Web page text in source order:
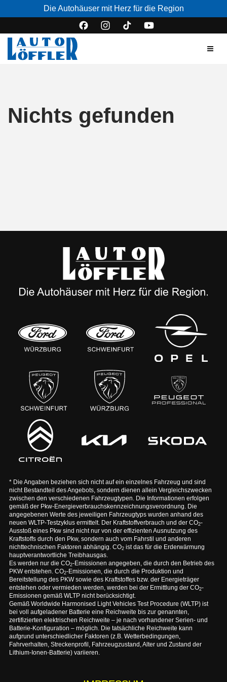
Die Autohäuser mit Herz für die Region
Nichts gefunden
* Die Angaben beziehen sich nicht auf ein einzelnes Fahrzeug und sind
nicht Bestandteil des Angebots, sondern dienen allein Vergleichszwecken
zwischen den verschiedenen Fahrzeugtypen. Die Informationen erfolgen
gemäß der Pkw-Energieverbrauchskennzeichnungsverordnung. Die
angegebenen Werte des jeweiligen Fahrzeugtyps wurden anhand des
neuen WLTP-Testzyklus ermittelt. Der Kraftstoffverbrauch und der CO2-
Ausstoß eines Pkw sind nicht nur von der effizienten Ausnutzung des
Kraftstoffs durch den Pkw, sondern auch vom Fahrstil und anderen
nichttechnischen Faktoren abhängig. CO2ist das für die Erderwärmung
hauptverantwortliche Treibhausgas.
Es werden nur die CO2-Emissionen angegeben, die durch den Betrieb des
PKW entstehen. CO2-Emissionen, die durch die Produktion und
Bereitstellung des PKW sowie des Kraftstoffes bzw. der Energieträger
entstehen oder vermieden werden, werden bei der Ermittlung der CO2-
Emissionen gemäß WLTP nicht berücksichtigt.
Gemäß Worldwide Harmonised Light Vehicles Test Procedure (WLTP) ist
bei voll aufgeladener Batterie eine Reichweite bis zur genannten,
zertifizierten elektrischen Reichweite – je nach vorhandener Serien- und
Batterie-Konfiguration – möglich. Die tatsächliche Reichweite kann
aufgrund unterschiedlicher Faktoren (z.B. Wetterbedingungen,
Fahrverhalten, Streckenprofil, Fahrzeugzustand, Alter und Zustand der
Lithium-Ionen-Batterie) variieren.